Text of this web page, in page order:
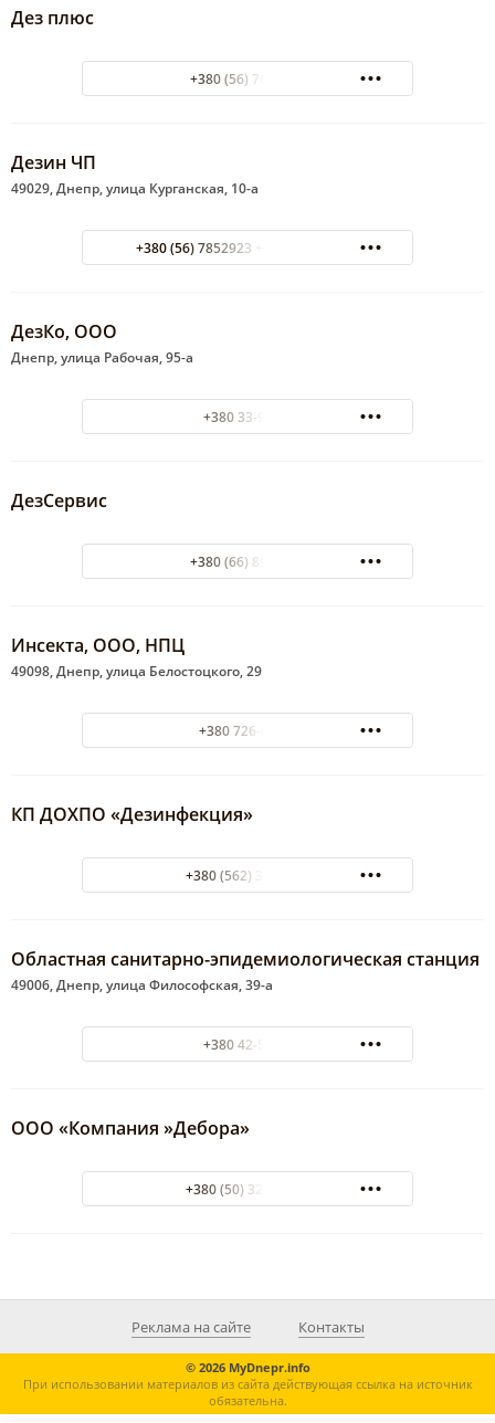
Дез плюс
+380 (56) 7676378
Дезин ЧП
49029, Днепр, улица Курганская, 10-а
+380 (56) 7852923 +380 972612610
ДезКо, ООО
Днепр, улица Рабочая, 95-а
+380 33-94-13
ДезСервис
+380 (66) 8972081
Инсекта, ООО, НПЦ
49098, Днепр, улица Белостоцкого, 29
+380 726-02-24
КП ДОХПО «Дезинфекция»
+380 (562) 33-88-51
Областная санитарно-эпидемиологическая станция
49006, Днепр, улица Философская, 39-а
+380 42-57-63
ООО «Компания »Дебора»
+380 (50) 320-25-77
Реклама на сайте Контакты
© 2026 MyDnepr.info
При использовании материалов из сайта действующая ссылка на источник
обязательна.